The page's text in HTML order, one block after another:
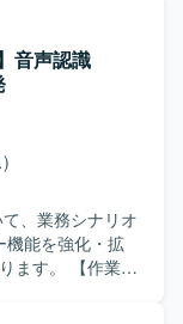
していただき
供するWEBアプ
いただきま
取り組んでい
と協調しなが
見し解決に向
の開発に携わる
キルを高めてい
データ処理の双
音声認識
、業務シナリオ
機能を強化・拡
作業内